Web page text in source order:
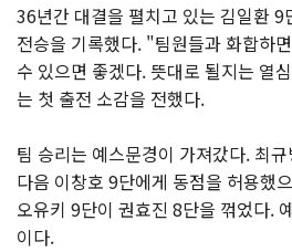
36년간 대결을 펼치고 있는 김일환
전승을 기록했다. "팀원들과 화합하
수 있으면 좋겠다. 뜻대로 될지는 열
는 첫 출전 소감을 전했다.
팀 승리는 예스문경이 가져갔다. 최
다음 이창호 9단에게 동점을 허용했
오유키 9단이 권효진 8단을 꺾었다.
이다.